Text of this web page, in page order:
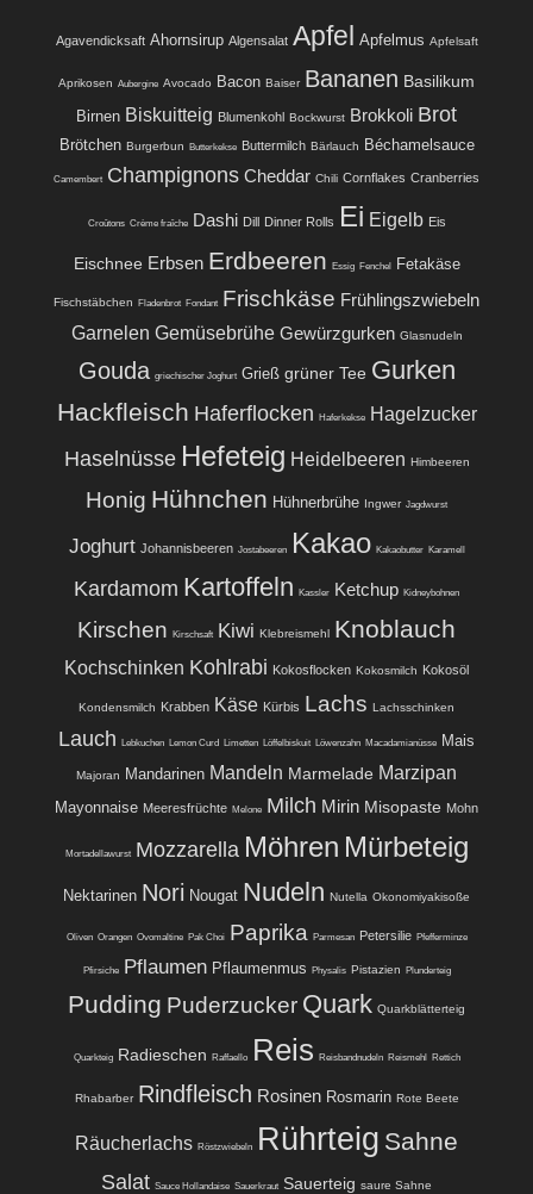
Agavendicksaft Ahornsirup Algensalat Apfel Apfelmus Apfelsaft
Aprikosen Aubergine Avocado Bacon Baiser Bananen Basilikum
Birnen Biskuitteig Blumenkohl Bockwurst Brokkoli Brot
Brötchen Burgerbun Butterkekse Buttermilch Bärlauch Béchamelsauce
Camembert Champignons Cheddar Chili Cornflakes Cranberries
Croûtons Crème fraîche Dashi Dill Dinner Rolls Ei Eigelb Eis
Eischnee Erbsen Erdbeeren Essig Fenchel Fetakäse
Fischstäbchen Fladenbrot Fondant Frischkäse Frühlingszwiebeln
Garnelen Gemüsebrühe Gewürzgurken Glasnudeln
Gouda griechischer Joghurt Grieß grüner Tee Gurken
Hackfleisch Haferflocken Haferkekse Hagelzucker
Haselnüsse Hefeteig Heidelbeeren Himbeeren
Honig Hühnchen Hühnerbrühe Ingwer Jagdwurst
Joghurt Johannisbeeren Jostabeeren Kakao Kakaobutter Karamell
Kardamom Kartoffeln Kassler Ketchup Kidneybohnen
Kirschen Kirschsaft Kiwi Klebreismehl Knoblauch
Kochschinken Kohlrabi Kokosflocken Kokosmilch Kokosöl
Kondensmilch Krabben Käse Kürbis Lachs Lachsschinken
Lauch Lebkuchen Lemon Curd Limetten Löffelbiskuit Löwenzahn Macadamianüsse Mais
Majoran Mandarinen Mandeln Marmelade Marzipan
Mayonnaise Meeresfrüchte Melone Milch Mirin Misopaste Mohn
Mortadellawurst Mozzarella Möhren Mürbeteig
Nektarinen Nori Nougat Nudeln Nutella Okonomiyakisoße
Oliven Orangen Ovomaltine Pak Choi Paprika Parmesan Petersilie Pfefferminze
Pfirsiche Pflaumen Pflaumenmus Physalis Pistazien Plunderteig
Pudding Puderzucker Quark Quarkblätterteig
Quarkteig Radieschen Raffaello Reis Reisbandnudeln Reismehl Rettich
Rhabarber Rindfleisch Rosinen Rosmarin Rote Beete
Räucherlachs Röstzwiebeln Rührteig Sahne
Salat Sauce Hollandaise Sauerkraut Sauerteig saure Sahne